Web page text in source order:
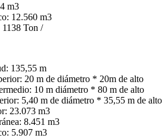
m3
12.560 m3
Ton /
135,55 m
20 m de diámetro * 20m de alto
10 m diámetro * 80 m de alto
5,40 m de diámetro * 35,55 m de alto
23.073 m3
8.451 m3
5.907 m3